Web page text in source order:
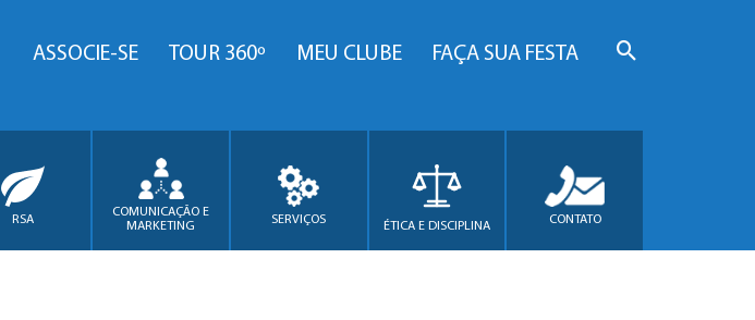
ASSOCIE-SE TOUR 360º MEU CLUBE FAÇA SUA FESTA
RSA
COMUNICAÇÃO E
MARKETING
SERVIÇOS ÉTICA E DISCIPLINA CONTATO